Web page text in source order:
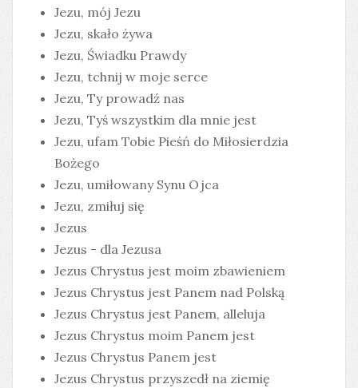
Jezu, mój Jezu
Jezu, skało żywa
Jezu, Świadku Prawdy
Jezu, tchnij w moje serce
Jezu, Ty prowadź nas
Jezu, Tyś wszystkim dla mnie jest
Jezu, ufam Tobie Pieśń do Miłosierdzia
Bożego
Jezu, umiłowany Synu Ojca
Jezu, zmiłuj się
Jezus
Jezus - dla Jezusa
Jezus Chrystus jest moim zbawieniem
Jezus Chrystus jest Panem nad Polską
Jezus Chrystus jest Panem, alleluja
Jezus Chrystus moim Panem jest
Jezus Chrystus Panem jest
Jezus Chrystus przyszedł na ziemię